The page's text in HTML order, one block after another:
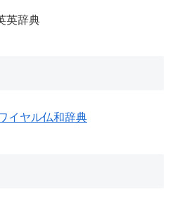
英辞典
イヤル仏和辞典